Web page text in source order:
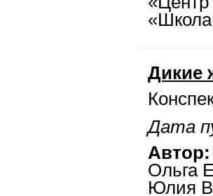
Дикие
Дата
Автор:
Ольга
Юлия